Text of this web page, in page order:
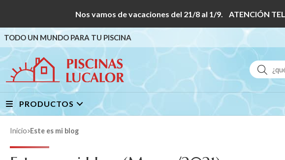
Nos vamos de vacaciones del 21/8 al 1/9. ATENCIÓN
TODO UN MUNDO PARA TU PISCINA
PRODUCTOS
Inicio Este es mi blog